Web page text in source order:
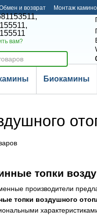
и возврат Монтаж
вам?
Биокамины
топки
производители
топки воздушного